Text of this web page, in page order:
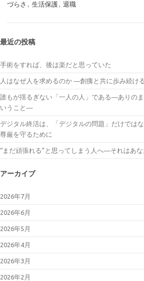
づらさ , 生活保護, 退職
最近の投稿
手術をすれば、後は楽だと思っていた
人はなぜ人を求めるのか ―創痍と共に歩み続け
誰もが揺るぎない「一人の人」である―ありの
いうこと―
デジタル終活は、「デジタルの問題」だけでは
尊厳を守るために
“まだ頑張れる”と思ってしまう人へ―それはあ
アーカイブ
2026年7月
2026年6月
2026年5月
2026年4月
2026年3月
2026年2月